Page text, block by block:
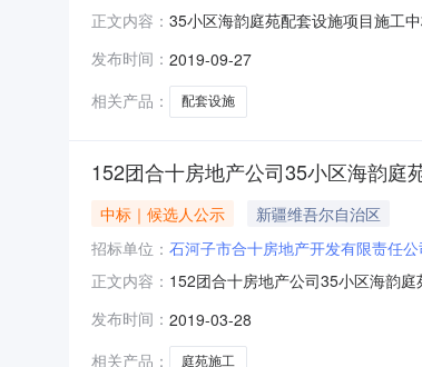
正文内容： 35小区海韵庭苑配套设施项目施工
28589521.470元投标工期65日历天
大写贰仟捌佰伍拾柒万
发布时间： 2019-09-27
相关产品：
配套设施
152团合十房地产公司35小区海韵庭
中标｜候选人公示
新疆维吾尔自治区
招标单位： 石河子市合十房地产开发有限责任公
正文内容： 152团合十房地产公司35小区海韵
责任公司投标报价大写壹亿捌仟壹
165060800852
发布时间： 2019-03-28
相关产品：
庭苑施工